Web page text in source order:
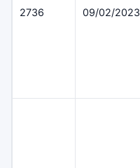
2736 09/02/2023